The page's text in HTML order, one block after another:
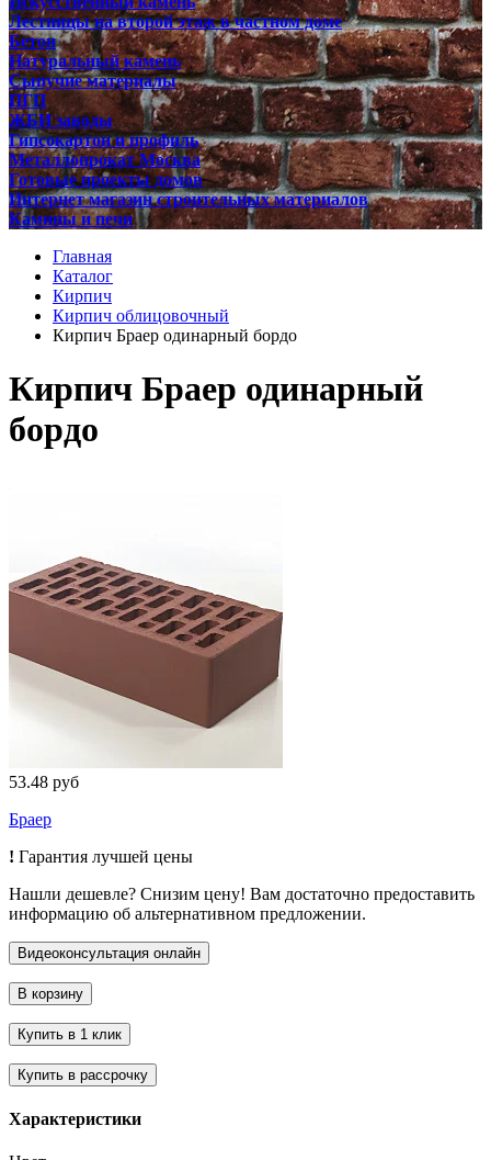
Лестницы на второй этаж в частном доме
Бетон
Натуральный камень
Сыпучие материалы
ПГП
ЖБИ заводы
Гипсокартон и профиль
Металлопрокат Москва
Готовые проекты домов
Интернет магазин строительных материалов
Камины и печи
Главная
Каталог
Кирпич
Кирпич облицовочный
Кирпич Браер одинарный бордо
Кирпич Браер одинарный
бордо
53.48 руб
Браер
! Гарантия лучшей цены
Нашли дешевле? Снизим цену! Вам достаточно предоставить
информацию об альтернативном предложении.
Характеристики